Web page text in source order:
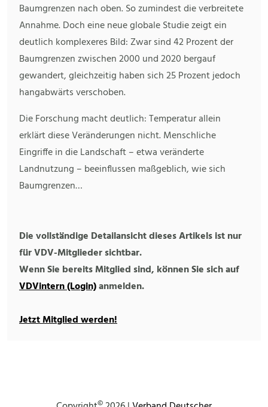
Baumgrenzen nach oben. So zumindest die verbreitete
Annahme. Doch eine neue globale Studie zeigt ein
deutlich komplexeres Bild: Zwar sind 42 Prozent der
Baumgrenzen zwischen 2000 und 2020 bergauf
gewandert, gleichzeitig haben sich 25 Prozent jedoch
hangabwärts verschoben.
Die Forschung macht deutlich: Temperatur allein
erklärt diese Veränderungen nicht. Menschliche
Eingriffe in die Landschaft – etwa veränderte
Landnutzung – beeinflussen maßgeblich, wie sich
Baumgrenzen…
Die vollständige Detailansicht dieses Artikels ist nur
für VDV-Mitglieder sichtbar.
Wenn Sie bereits Mitglied sind, können Sie sich auf
VDVintern (Login)anmelden.
Jetzt Mitglied werden!
©